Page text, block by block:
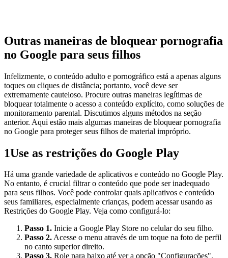
Outras maneiras de bloquear pornografia
no Google para seus filhos
Infelizmente, o conteúdo adulto e pornográfico está a apenas alguns
toques ou cliques de distância; portanto, você deve ser
extremamente cauteloso. Procure outras maneiras legítimas de
bloquear totalmente o acesso a conteúdo explícito, como soluções de
monitoramento parental. Discutimos alguns métodos na seção
anterior. Aqui estão mais algumas maneiras de bloquear pornografia
no Google para proteger seus filhos de material impróprio.
1Use as restrições do Google Play
Há uma grande variedade de aplicativos e conteúdo no Google Play.
No entanto, é crucial filtrar o conteúdo que pode ser inadequado
para seus filhos. Você pode controlar quais aplicativos e conteúdo
seus familiares, especialmente crianças, podem acessar usando as
Restrições do Google Play. Veja como configurá-lo:
Passo 1. Inicie a Google Play Store no celular do seu filho.
Passo 2.Acesse o menu através de um toque na foto de perfil
no canto superior direito.
Passo 3. Role para baixo até ver a opção "Configurações".